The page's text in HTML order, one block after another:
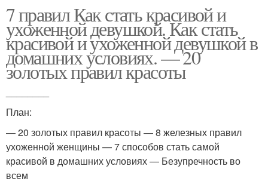
7 правил Как стать красивой и
ухоженной девушкой. Как стать
красивой и ухоженной девушкой в
домашних условиях. — 20
золотых правил красоты
План:
— 20 золотых правил красоты — 8 железных правил
ухоженной женщины — 7 способов стать самой
красивой в домашних условиях — Безупречность во
всем